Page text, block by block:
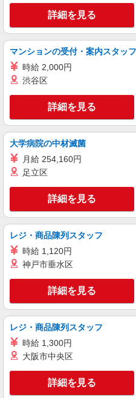
時給1650
通費全支給(ガ
松戸市金
キープ
派遣社員
株式会社kotrio /●SW-H1-2001287
お試し勤務
助作業のみ！
時給1550
通費全支給(ガ
キープ
職業紹介
株式会社kotrio /●SW-S-2098096
看護師さん
【正社員
給：200,000
30,000円 ・役
善手当：
により変動）
間） ※固定残
手当として別
歓迎 ・認知症
者研修 ・介護
千葉県松戸市
キープ
派遣社員
介護付き有料
時給：2200
詳細を見る
マンションの受付・案内スタッフ
時給 2,000円
渋谷区
詳細を見る
大学病院の中材滅菌
月給 254,160円
足立区
詳細を見る
レジ・商品陳列スタッフ
時給 1,120円
神戸市垂水区
詳細を見る
レジ・商品陳列スタッフ
時給 1,300円
大阪市中央区
詳細を見る